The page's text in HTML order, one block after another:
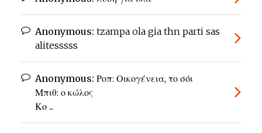
Anonymous: tzampa ola gia thn parti sas
alitesssss
Anonymous: Ροπ: Οικογένεια, το σόι
Μπιθ: ο κώλος
Κο ...